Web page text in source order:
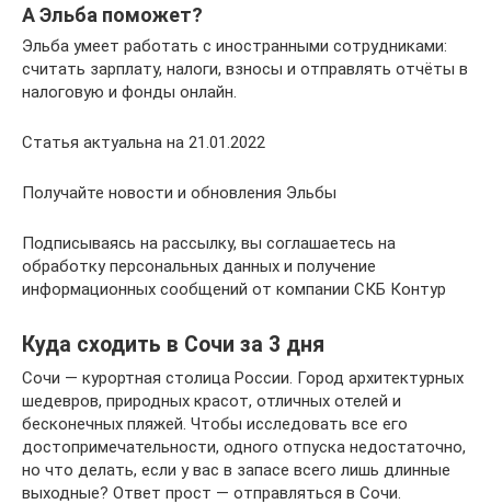
А Эльба поможет?
Эльба умеет работать с иностранными сотрудниками:
считать зарплату, налоги, взносы и отправлять отчёты в
налоговую и фонды онлайн.
Статья актуальна на 21.01.2022
Получайте новости и обновления Эльбы
Подписываясь на рассылку, вы соглашаетесь на
обработку персональных данных и получение
информационных сообщений от компании СКБ Контур
Куда сходить в Сочи за 3 дня
Сочи — курортная столица России. Город архитектурных
шедевров, природных красот, отличных отелей и
бесконечных пляжей. Чтобы исследовать все его
достопримечательности, одного отпуска недостаточно,
но что делать, если у вас в запасе всего лишь длинные
выходные? Ответ прост — отправляться в Сочи.